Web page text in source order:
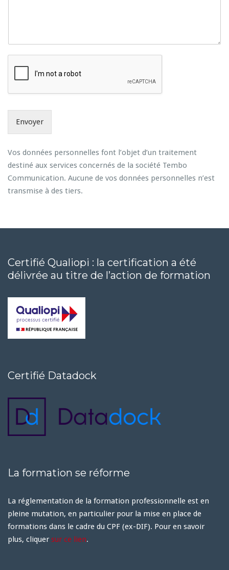
Envoyer
Vos données personnelles font l’objet d’un traitement
destiné aux services concernés de la société Tembo
Communication. Aucune de vos données personnelles n’est
transmise à des tiers.
Certifié Qualiopi : la certification a été
délivrée au titre de l’action de formation
Certifié Datadock
La formation se réforme
La réglementation de la formation professionnelle est en
pleine mutation, en particulier pour la mise en place de
formations dans le cadre du CPF (ex-DIF). Pour en savoir
plus, cliquer sur ce lien.